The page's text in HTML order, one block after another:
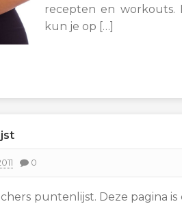
recepten en workouts.
kun je op […]
0
puntenlijst. Deze pagina